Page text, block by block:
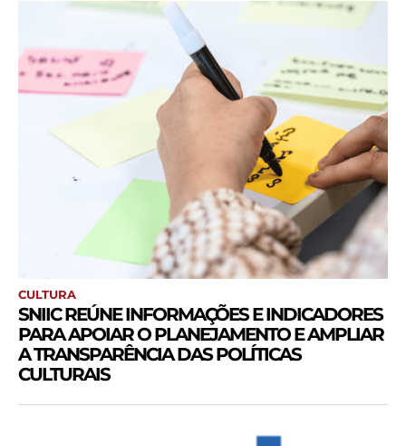
CULTURA
SNIIC REÚNE INFORMAÇÕES E INDICADORES
PARA APOIAR O PLANEJAMENTO E AMPLIAR
A TRANSPARÊNCIA DAS POLÍTICAS
CULTURAIS